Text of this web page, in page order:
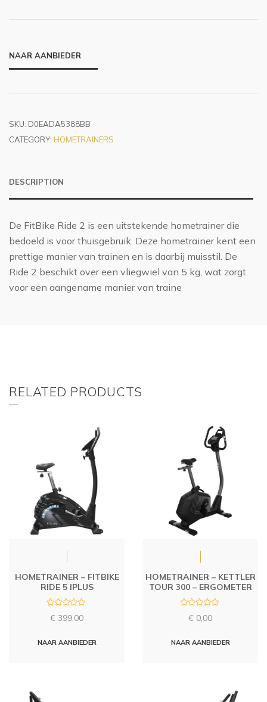
NAAR AANBIEDER
SKU: D0EADA5388BB
CATEGORY: HOMETRAINERS
DESCRIPTION
De FitBike Ride 2 is een uitstekende hometrainer die
bedoeld is voor thuisgebruik. Deze hometrainer kent een
prettige manier van trainen en is daarbij muisstil. De
Ride 2 beschikt over een vliegwiel van 5 kg, wat zorgt
voor een aangename manier van traine
RELATED PRODUCTS
HOMETRAINER – FITBIKE
RIDE 5 IPLUS
a
d
€ 399,00
NAAR AANBIEDER
HOMETRAINER – KETTLER
TOUR 300 – ERGOMETER
d
€ 0,00
NAAR AANBIEDER